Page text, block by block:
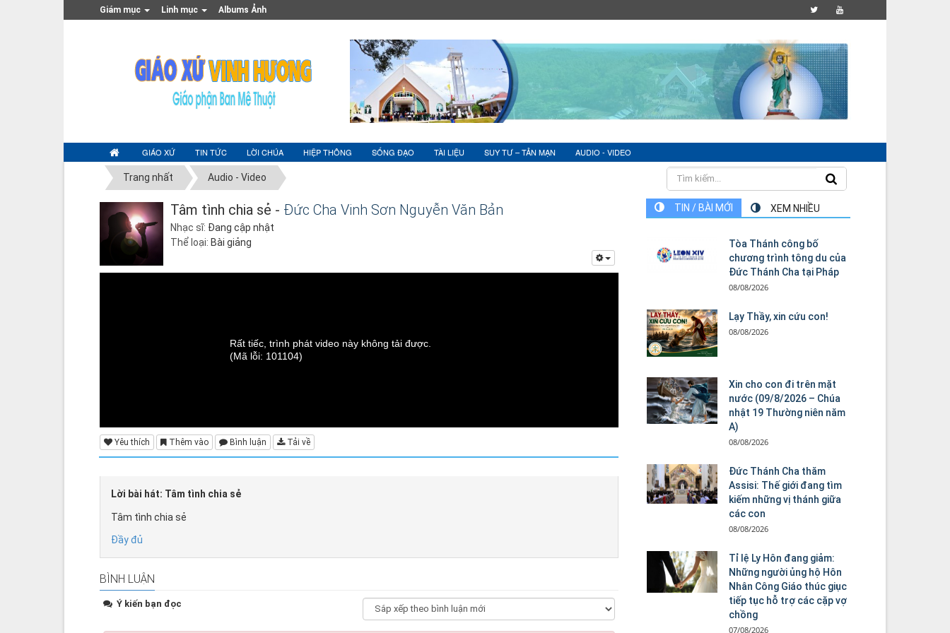
Giám mục Linh mục Albums Ảnh
GIÁO XỨ TIN TỨC LỜI CHÚA HIỆP THÔNG SỐNG ĐẠO TÀI LIỆU SUY TƯ – TẢN MẠN AUDIO - VIDEO
Trang nhất Audio - Video
Tâm tình chia sẻ - Đức Cha Vinh Sơn Nguyễn Văn Bản
Nhạc sĩ: Đang cập nhật
Thể loại: Bài giảng
Rất tiếc, trình phát video này không tải được.
(Mã lỗi: 101104)
Yêu thích Thêm vào Bình luận Tải về
Lời bài hát: Tâm tình chia sẻ
Tâm tình chia sẻ
Đầy đủ
BÌNH LUẬN
Ý kiến bạn đọc
TIN / BÀI MỚI XEM NHIỀU
Tòa Thánh công bố
chương trình tông du của
Đức Thánh Cha tại Pháp
08/08/2026
Lạy Thầy, xin cứu con!
08/08/2026
Xin cho con đi trên mặt
nước (09/8/2026 – Chúa
nhật 19 Thường niên năm
A)
08/08/2026
Đức Thánh Cha thăm
Assisi: Thế giới đang tìm
kiếm những vị thánh giữa
các con
08/08/2026
Tỉ lệ Ly Hôn đang giảm:
Những người ủng hộ Hôn
Nhân Công Giáo thúc giục
tiếp tục hỗ trợ các cặp vợ
chồng
07/08/2026